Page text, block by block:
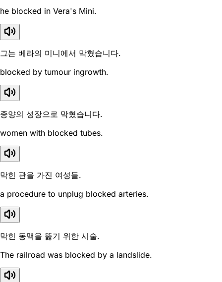
he blocked in Vera's Mini.
그는 베라의 미니에서 막혔습니다.
blocked by tumour ingrowth.
종양의 성장으로 막혔습니다.
women with blocked tubes.
막힌 관을 가진 여성들.
a procedure to unplug blocked arteries.
막힌 동맥을 뚫기 위한 시술.
The railroad was blocked by a landslide.